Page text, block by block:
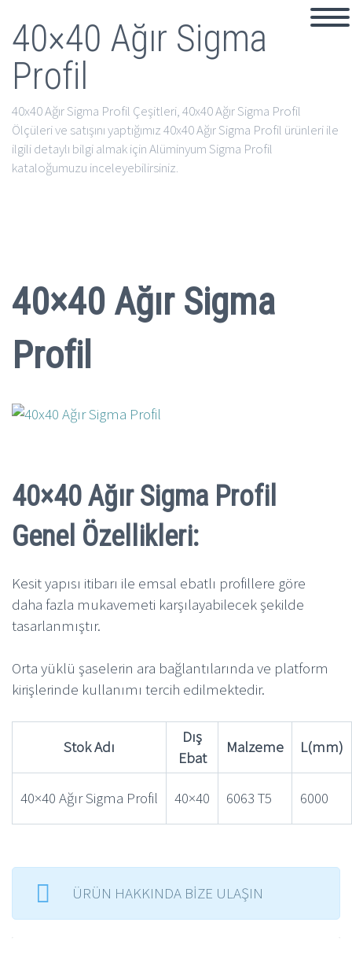
40×40 Ağır Sigma
Profil
40x40 Ağır Sigma Profil Çeşitleri, 40x40 Ağır Sigma Profil
Ölçüleri ve satışını yaptığımız 40x40 Ağır Sigma Profil ürünleri ile
ilgili detaylı bilgi almak için Alüminyum Sigma Profil
kataloğumuzu inceleyebilirsiniz.
40×40 Ağır Sigma
Profil
40×40 Ağır Sigma Profil
Genel Özellikleri:
Kesit yapısı itibarı ile emsal ebatlı profillere göre
daha fazla mukavemeti karşılayabilecek şekilde
tasarlanmıştır.
Orta yüklü şaselerin ara bağlantılarında ve platform
kirişlerinde kullanımı tercih edilmektedir.
Stok Adı
Dış
Ebat
Malzeme L(mm)
40×40 Ağır Sigma Profil 40×40 6063 T5 6000
ÜRÜN HAKKINDA BİZE ULAŞIN